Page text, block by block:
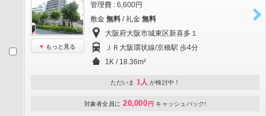
もっと見る
管理費 : 6,600円
敷金 無料 / 礼金 無料
大阪府大阪市城東区新喜多１
ＪＲ大阪環状線/京橋駅 歩4分
1K / 18.36m²
ただいま 1人 が検討中！
対象者全員に 20,000 円 キャッシュバック!